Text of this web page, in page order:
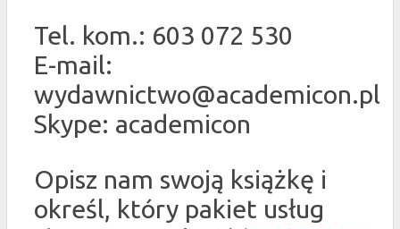
Tel. kom.: 603 072 530
E-mail:
wydawnictwo@academicon.pl
Skype: academicon
Opisz nam swoją książkę i
określ, który pakiet usług